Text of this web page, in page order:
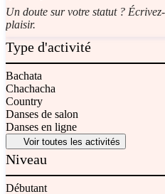
Un doute sur votre statut ?
plaisir.
Type d'activité
Bachata
Chachacha
Country
Danses de salon
Danses en ligne
Voir toutes les activités
Niveau
Débutant